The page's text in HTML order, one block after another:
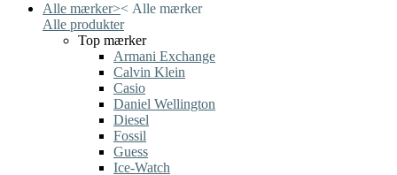
Alle mærker>< Alle mærker
Alle produkter
Top mærker
Armani Exchange
Calvin Klein
Casio
Daniel Wellington
Diesel
Fossil
Guess
Ice-Watch